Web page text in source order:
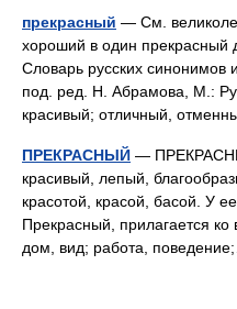
прекрасный — См.
хороший в один прекрасный
Словарь русских синонимов
под. ред. Н. Абрамова, М.:
красивый; отличный,
ПРЕКРАСНЫЙ —
красивый, лепый,
красотой, красой, басой. У
Прекрасный, прилагается ко
дом, вид; работа,